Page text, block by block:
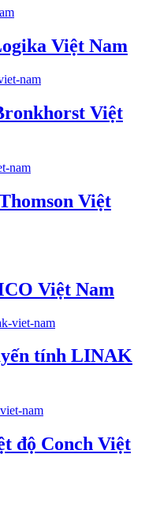
Việt Nam
Việt
Việt
Việt Nam
tính LINAK
độ Conch Việt